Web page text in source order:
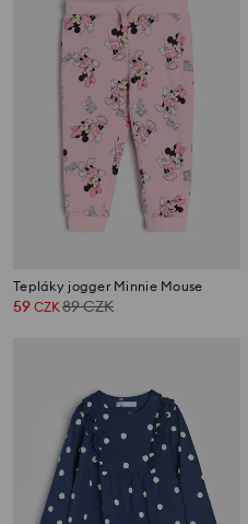
Tepláky jogger Minnie Mouse
59 CZK 89CZK